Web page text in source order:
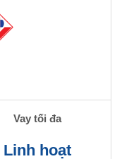
Vay tối đa
Linh hoạt